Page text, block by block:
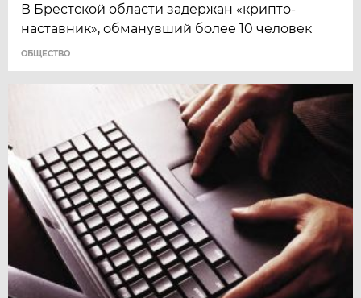
В Брестской области задержан «крипто-
наставник», обманувший более 10 человек
ОБЩЕСТВО